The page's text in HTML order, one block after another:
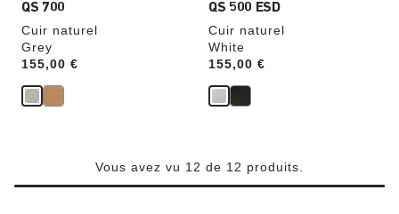
QS 700
Cuir naturel
Grey
Price:
155,00 €
QS 500 ESD
Cuir naturel
White
Price:
155,00 €
Vous avez vu 12 de 12 produits.